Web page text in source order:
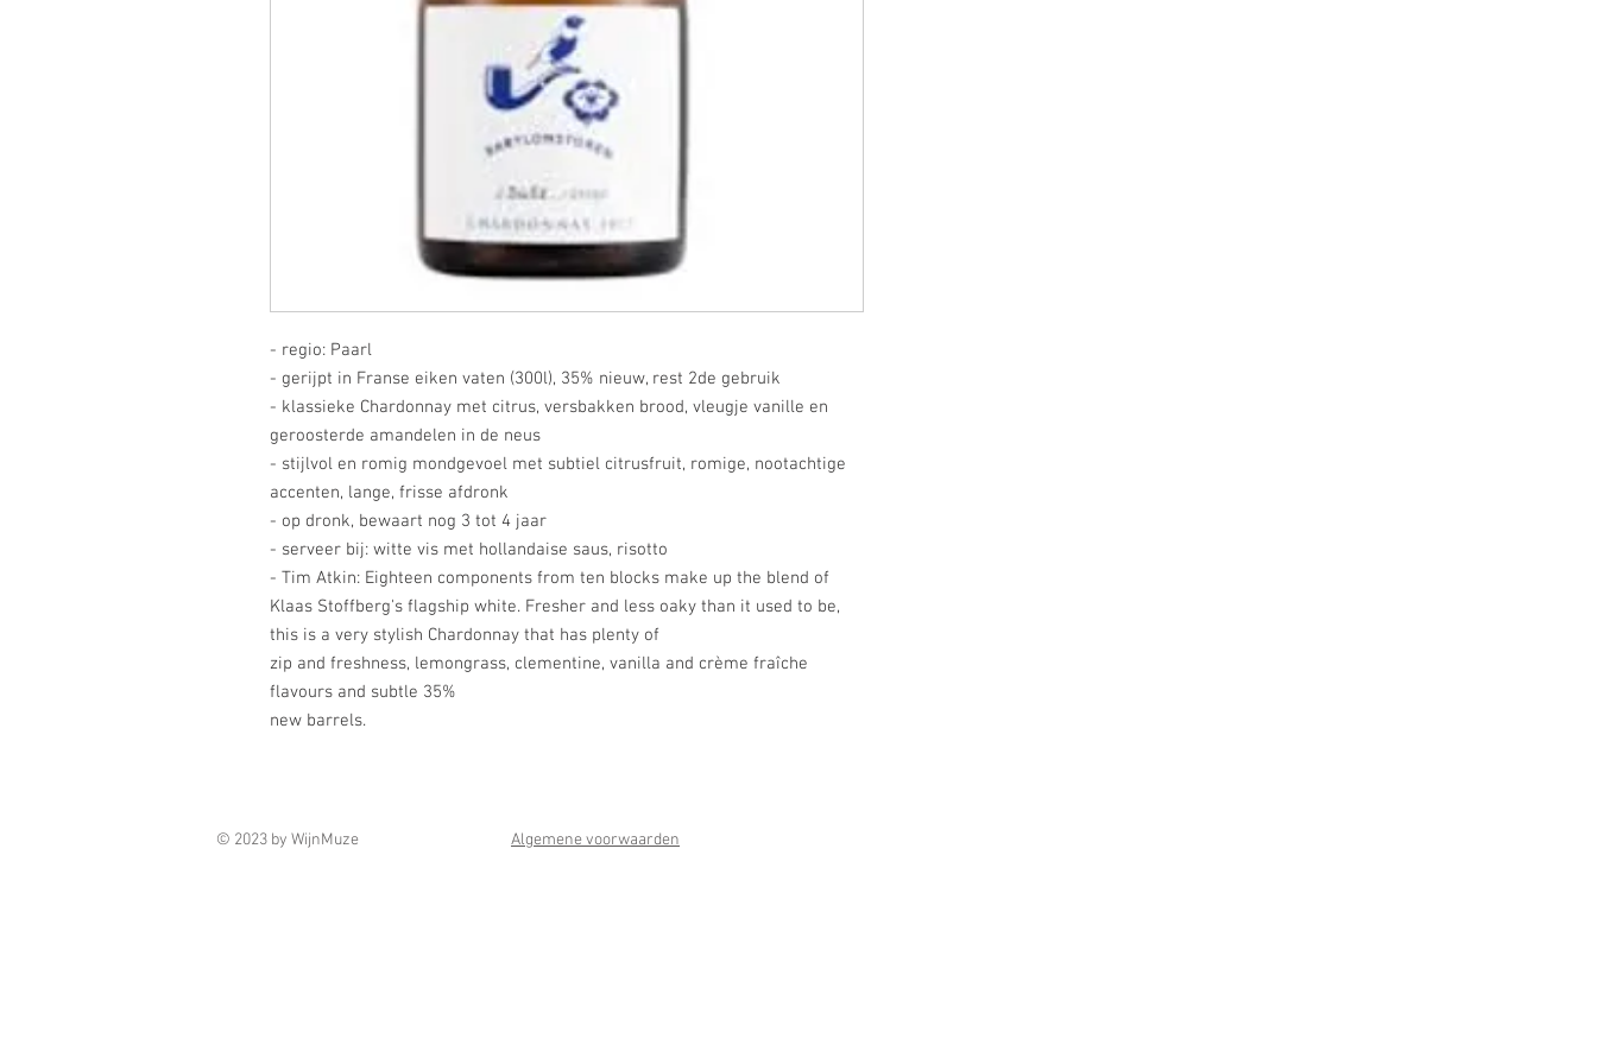
- regio: Paarl
- gerijpt in Franse eiken vaten (300l), 35% nieuw, rest 2de gebruik
- klassieke Chardonnay met citrus, versbakken brood, vleugje vanille en
geroosterde amandelen in de neus
- stijlvol en romig mondgevoel met subtiel citrusfruit, romige, nootachtige
accenten, lange, frisse afdronk
- op dronk, bewaart nog 3 tot 4 jaar
- serveer bij: witte vis met hollandaise saus, risotto
- Tim Atkin: Eighteen components from ten blocks make up the blend of
Klaas Stoffberg's flagship white. Fresher and less oaky than it used to be,
this is a very stylish Chardonnay that has plenty of
zip and freshness, lemongrass, clementine, vanilla and crème fraîche
flavours and subtle 35%
new barrels.
© 2023 by WijnMuze Algemene voorwaarden